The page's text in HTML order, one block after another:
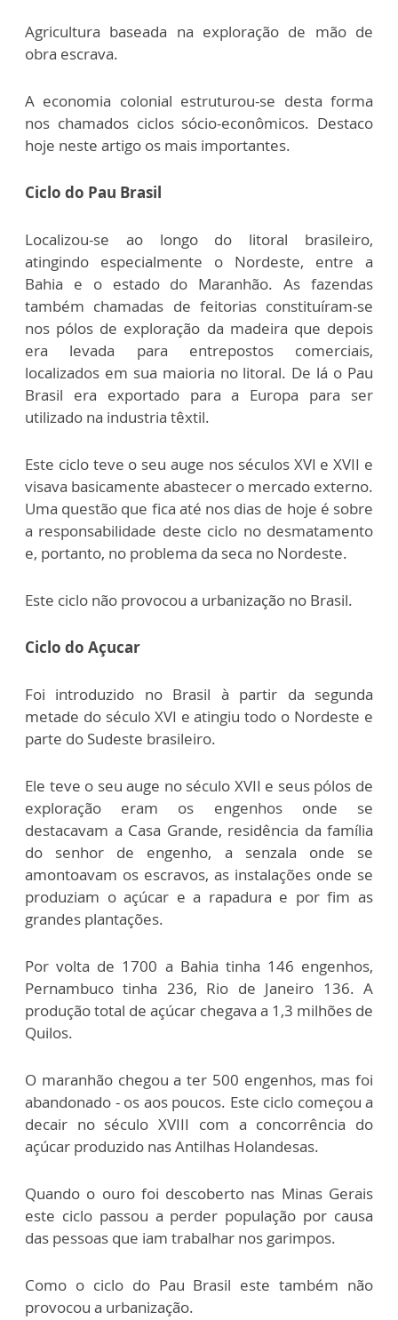
Agricultura baseada na exploração de mão de
obra escrava.
A economia colonial estruturou-se desta forma
nos chamados ciclos sócio-econômicos. Destaco
hoje neste artigo os mais importantes.
Ciclo do Pau Brasil
Localizou-se ao longo do litoral brasileiro,
atingindo especialmente o Nordeste, entre a
Bahia e o estado do Maranhão. As fazendas
também chamadas de feitorias constituíram-se
nos pólos de exploração da madeira que depois
era levada para entrepostos comerciais,
localizados em sua maioria no litoral. De lá o Pau
Brasil era exportado para a Europa para ser
utilizado na industria têxtil.
Este ciclo teve o seu auge nos séculos XVI e XVII e
visava basicamente abastecer o mercado externo.
Uma questão que fica até nos dias de hoje é sobre
a responsabilidade deste ciclo no desmatamento
e, portanto, no problema da seca no Nordeste.
Este ciclo não provocou a urbanização no Brasil.
Ciclo do Açucar
Foi introduzido no Brasil à partir da segunda
metade do século XVI e atingiu todo o Nordeste e
parte do Sudeste brasileiro.
Ele teve o seu auge no século XVII e seus pólos de
exploração eram os engenhos onde se
destacavam a Casa Grande, residência da família
do senhor de engenho, a senzala onde se
amontoavam os escravos, as instalações onde se
produziam o açúcar e a rapadura e por fim as
grandes plantações.
Por volta de 1700 a Bahia tinha 146 engenhos,
Pernambuco tinha 236, Rio de Janeiro 136. A
produção total de açúcar chegava a 1,3 milhões de
Quilos.
O maranhão chegou a ter 500 engenhos, mas foi
abandonado - os aos poucos. Este ciclo começou a
decair no século XVIII com a concorrência do
açúcar produzido nas Antilhas Holandesas.
Quando o ouro foi descoberto nas Minas Gerais
este ciclo passou a perder população por causa
das pessoas que iam trabalhar nos garimpos.
Como o ciclo do Pau Brasil este também não
provocou a urbanização.